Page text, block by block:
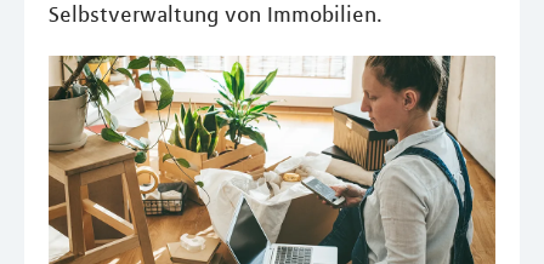
Selbstverwaltung von Immobilien.